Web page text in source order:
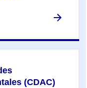
(CDAC)